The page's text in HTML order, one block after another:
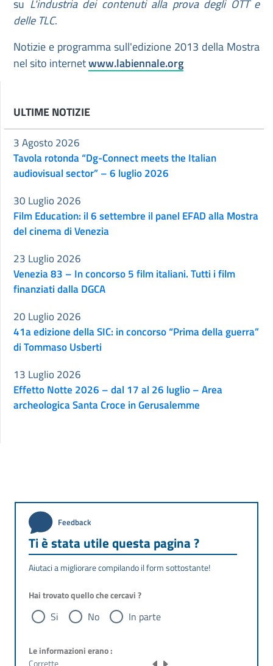
su L'industria dei contenuti alla prova degli OTT e
delle TLC.
Notizie e programma sull'edizione 2013 della Mostra
nel sito internetwww.labiennale.org
ULTIME NOTIZIE
Tavola rotonda “Dg-Connect meets the Italian
audiovisual sector” – 6 luglio 2026
3 Agosto 2026
Film Education: il 6 settembre il panel EFAD alla Mostra
del cinema di Venezia
30 Luglio 2026
Venezia 83 – In concorso 5 film italiani. Tutti i film
finanziati dalla DGCA
23 Luglio 2026
41a edizione della SIC: in concorso “Prima della guerra”
di Tommaso Usberti
20 Luglio 2026
Effetto Notte 2026 – dal 17 al 26 luglio – Area
archeologica Santa Croce in Gerusalemme
13 Luglio 2026
Feedback
Ti è stata utile questa pagina ?
Aiutaci a migliorare compilando il form sottostante!
Hai trovato quello che cercavi ?
Si No In parte
Le informazioni erano :